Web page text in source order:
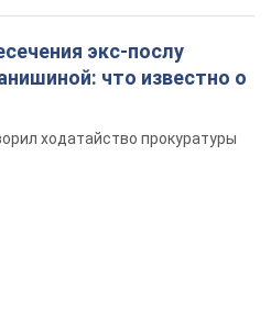
экс-послу
что известно о
ходатайство прокуратуры